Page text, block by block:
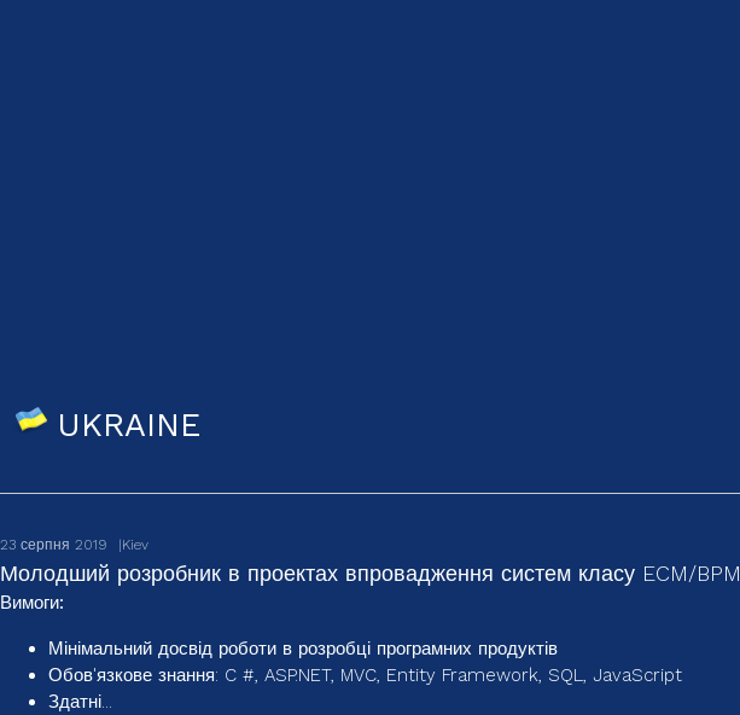
UKRAINE
Молодший розробник в проектах впровадження систем класу ECM/BPM
23 серпня 2019 Kiev
Вимоги:
Мінімальний досвід роботи в розробці програмних продуктів
Обов'язкове знання: C #, ASP.NET, MVC, Entity Framework, SQL, JavaScript
Здатні...